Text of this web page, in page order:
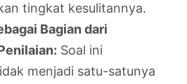
tingkat kesulitannya.
Bagian dari
Soal ini
menjadi satu-satunya